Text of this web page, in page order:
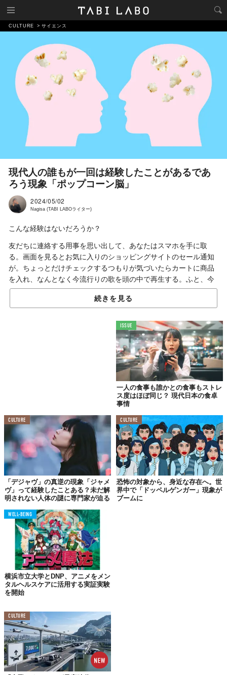
CULTURE サイエンス
現代人の誰もが一回は経験したことがあるであ
ろう現象「ポップコーン脳」
2024/05/02
Nagisa (TABI LABOライター)
こんな経験はないだろうか？
友だちに連絡する用事を思い出して、あなたはスマホを手に取
る。画面を見るとお気に入りのショッピングサイトのセール通知
が。ちょっとだけチェックするつもりが気づいたらカートに商品
を入れ、なんとなく今流行りの歌を頭の中で再生する。ふと、今
夜のごはんを案じ冷蔵庫の中を想像して、我に返る。
「そういえば、最初スマホで何しようとしてたんだっけ？」
きっと、現代人なら誰もが経験済みであろうこの現象、じつは
ポップコーン脳）」というらしい。
人間の注意力の持続時間：わずか47秒！？
進む「ポップコーン脳」
この投稿をInstagramで見る
続きを見る
ISSUE
一人の食事も誰かとの食事もストレ
ス度はほぼ同じ？ 現代日本の食卓
事情
CULTURE
「デジャヴ」の真逆の現象「ジャメ
ヴ」って経験したことある？未だ解
明されない人体の謎に専門家が迫る
CULTURE
恐怖の対象から、身近な存在へ。世
界中で「ドッペルゲンガー」現象が
ブームに
WELL-BEING
横浜市立大学とDNP、アニメをメン
タルヘルスケアに活用する実証実験
を開始
CULTURE